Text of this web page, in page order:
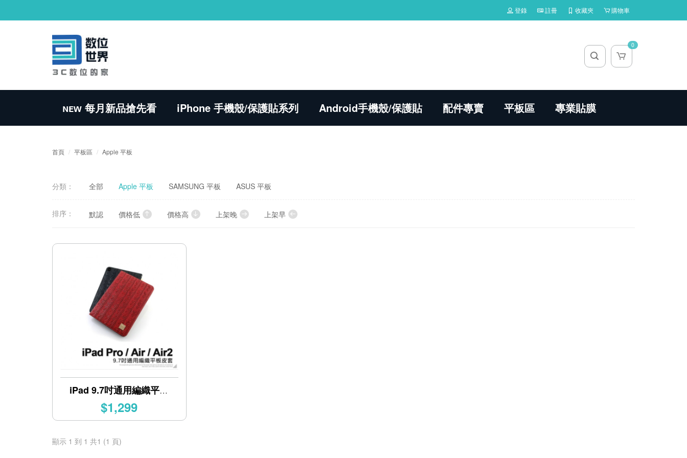
登錄 註冊 收藏夾 購物車
0
ɴᴇᴡ 每月新品搶先看 iPhone 手機殼/保護貼系列 Android手機殼/保護貼 配件專賣 平板區 專業貼膜
首頁 平板區 Apple 平板
分類： 全部 Apple 平板 SAMSUNG 平板 ASUS 平板
排序： 默認 價格低 價格高 上架晚 上架早
iPad 9.7吋通用編織平板
皮套
$1,299
顯示 1 到 1 共1 (1 頁)